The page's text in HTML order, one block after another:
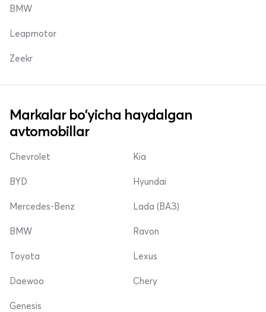
BMW
Leapmotor
Zeekr
Markalar bo'yicha haydalgan
avtomobillar
Chevrolet
BYD
Mercedes-Benz
Kia
Hyundai
Lada (ВАЗ)
BMW
Toyota
Daewoo
Ravon
Lexus
Chery
Genesis